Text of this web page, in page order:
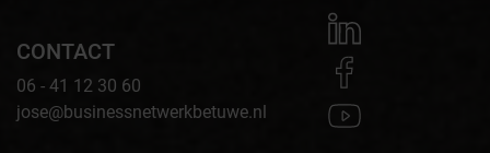
CONTACT
06 - 41 12 30 60
jose@businessnetwerkbetuwe.nl